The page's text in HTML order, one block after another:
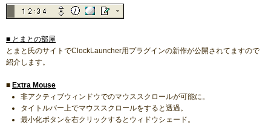
■ とまとの部屋
とまと氏のサイトでClockLauncher用プラグインの新作が公開されてますので
紹介します。
■ Extra Mouse
非アクティブウィンドウでのマウススクロールが可能に。
タイトルバー上でマウススクロールをすると透過。
最小化ボタンを右クリックするとウィドウシェード。